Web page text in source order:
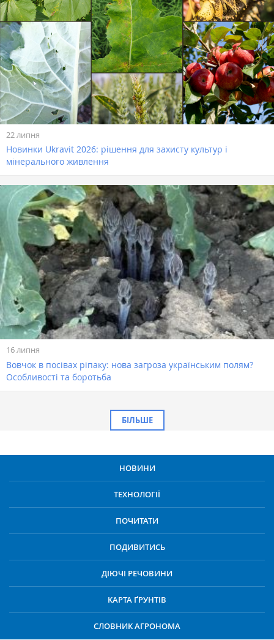
22 липня
Новинки Ukravit 2026: рішення для захисту культур і
мінерального живлення
16 липня
Вовчок в посівах ріпаку: нова загроза українським полям?
Особливості та боротьба
БІЛЬШЕ
НОВИНИ
ТЕХНОЛОГІЇ
ПОЧИТАТИ
ПОДИВИТИСЬ
ДІЮЧІ РЕЧОВИНИ
КАРТА ҐРУНТІВ
СЛОВНИК АГРОНОМА